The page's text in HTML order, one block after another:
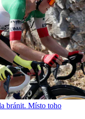
bránit. Místo toho